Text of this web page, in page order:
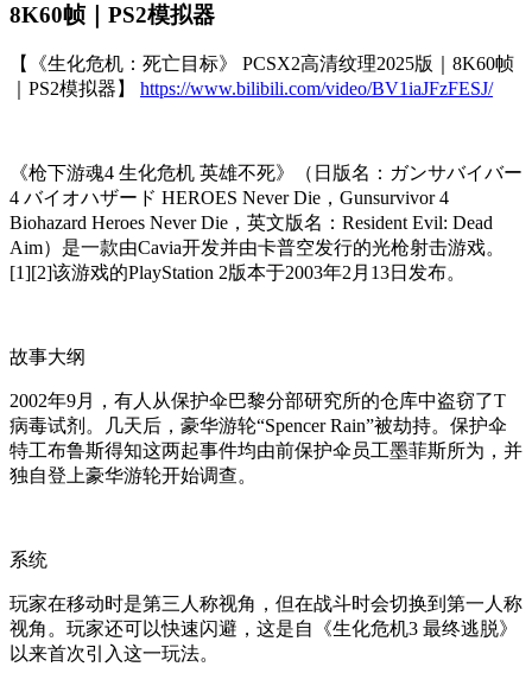
8K60帧｜PS2模拟器
【《生化危机：死亡目标》 PCSX2高清纹理2025版｜8K60帧
｜PS2模拟器】 https://www.bilibili.com/video/BV1iaJFzFESJ/
《枪下游魂4 生化危机 英雄不死》（日版名：ガンサバイバー
4 バイオハザード HEROES Never Die，Gunsurvivor 4
Biohazard Heroes Never Die，英文版名：Resident Evil: Dead
Aim）是一款由Cavia开发并由卡普空发行的光枪射击游戏。
[1][2]该游戏的PlayStation 2版本于2003年2月13日发布。
故事大纲
2002年9月，有人从保护伞巴黎分部研究所的仓库中盗窃了T
病毒试剂。几天后，豪华游轮“Spencer Rain”被劫持。保护伞
特工布鲁斯得知这两起事件均由前保护伞员工墨菲斯所为，并
独自登上豪华游轮开始调查。
系统
玩家在移动时是第三人称视角，但在战斗时会切换到第一人称
视角。玩家还可以快速闪避，这是自《生化危机3 最终逃脱》
以来首次引入这一玩法。